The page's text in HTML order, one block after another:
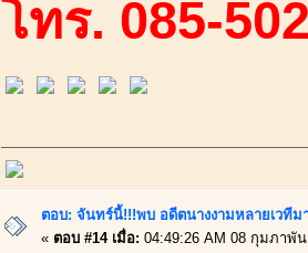
โทร. 085-
ตอบ: จันทร์นี้!!!พบ อดีตนางงามหลายเวที
« ตอบ #14 เมื่อ: 04:49:26 AM 08 กุมภาพั